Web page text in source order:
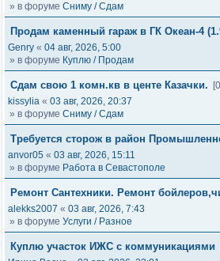
» в форуме Сниму / Сдам
Продам каменный гараж в ГК Океан-4
Genry « 04 авг, 2026, 5:00
» в форуме Куплю / Продам
Сдам свою 1 комн.кв в центе Казачки.
kissylia « 03 авг, 2026, 20:37
» в форуме Сниму / Сдам
Требуется сторож в район
anvor05 « 03 авг, 2026, 15:11
» в форуме Работа в Севастополе
Ремонт Сантехники. Ремонт
alekks2007 « 03 авг, 2026, 7:43
» в форуме Услуги / Разное
Куплю участок ИЖС с коммуникациями